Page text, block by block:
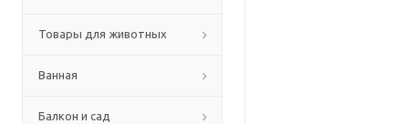
Товары для животных
Ванная
Балкон и сад